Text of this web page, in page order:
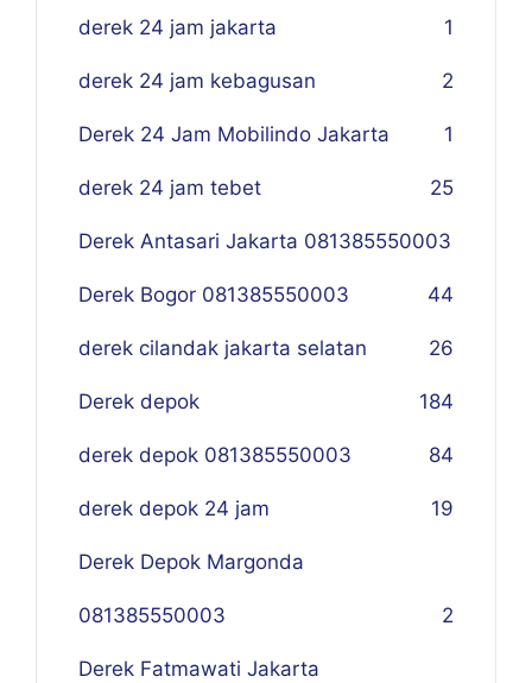
derek 24 jam jakarta 1
derek 24 jam kebagusan 2
Derek 24 Jam Mobilindo Jakarta 1
derek 24 jam tebet 25
Derek Antasari Jakarta 081385550003
4
Derek Bogor 081385550003 4
derek cilandak jakarta selatan 26
Derek depok 184
derek depok 081385550003 84
derek depok 24 jam 19
Derek Depok Margonda
081385550003 2
Derek Fatmawati Jakarta